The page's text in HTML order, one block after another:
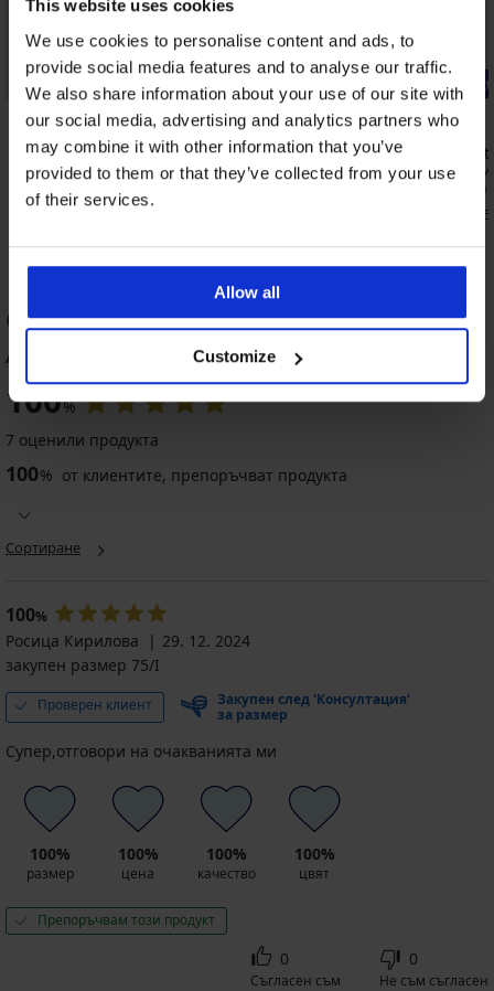
This website uses cookies
We use cookies to personalise content and ads, to
provide social media features and to analyse our traffic.
We also share information about your use of our site with
our social media, advertising and analytics partners who
may combine it with other information that you’ve
provided to them or that they’ve collected from your use
of their services.
Allow all
Customize
4,8
-20% BRA20
5
Сутиен за кърмачки Loren с Carri-Gel
банели неподплатен
79,99 €
63,99 €
-20% BRA20
Сутиен
подплънки
Jeanne
€
(125,15
лв.)
Philippa
неподплатен
(47,90
лв.)
Първоначална цена
34,99
€
(68,43
Michelle
неподплатен
€
лв.)
50,39
€
(98,55
код
ОЦЕНКА НА ПРОДУКТ Сутиен
Anyaнеподплатен без банели
100%
7 оценили продукта
100% от клиентите, препоръчват продукта
Сортиране
100%
Росица Кирилова
29. 12. 2024
закупен размер 75/I
Проверен клиент
Закупен след 'Консултация'
за размер
Супер,отговори на очакванията ми
100%
размер
100%
цена
100%
качество
100%
цвят
Препоръчвам този продукт
0
Съгласен съм
0
Не съм съгласен